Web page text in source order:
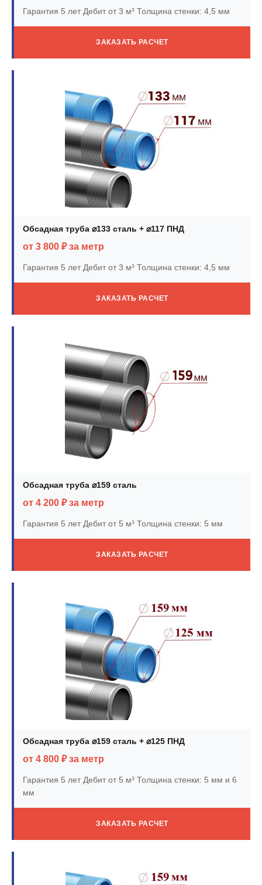
Гарантия 5 летДебит от 3 м³ Толщина стенки: 4,5 мм
ЗАКАЗАТЬ РАСЧЕТ
Обсадная труба ⌀133 сталь + ⌀117 ПНД
от 3 800 ₽ за метр
Гарантия 5 летДебит от 3 м³ Толщина стенки: 4,5 мм
ЗАКАЗАТЬ РАСЧЕТ
Обсадная труба ⌀159 сталь
от 4 200 ₽ за метр
Гарантия 5 летДебит от 5 м³ Толщина стенки: 5 мм
ЗАКАЗАТЬ РАСЧЕТ
Обсадная труба ⌀159 сталь + ⌀125 ПНД
от 4 800 ₽ за метр
Гарантия 5 летДебит от 5 м³ Толщина стенки: 5 мм и 6
мм
ЗАКАЗАТЬ РАСЧЕТ